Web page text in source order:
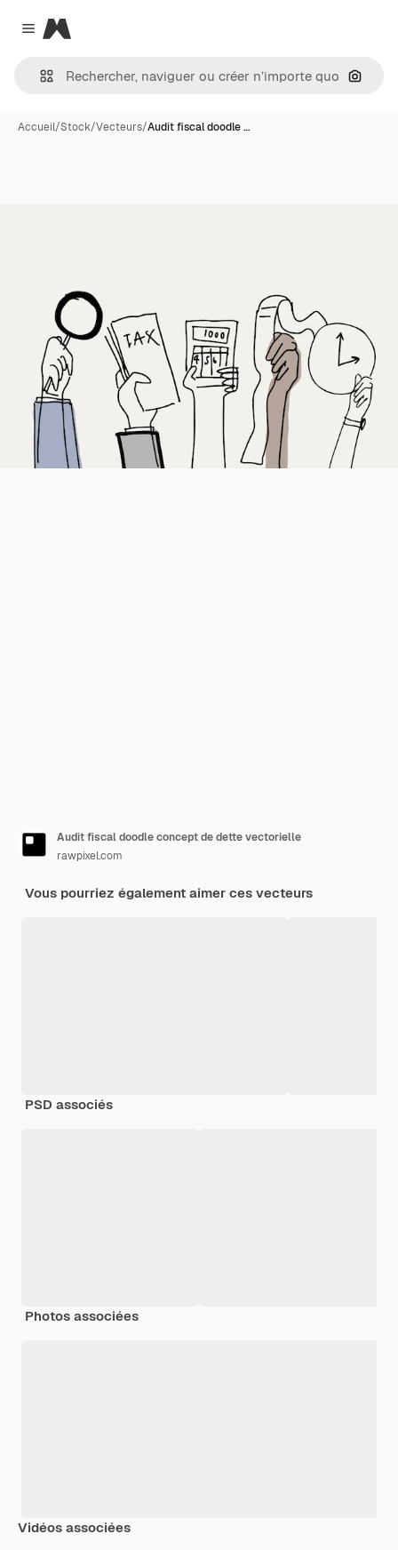
Close menu
Magnific
Accueil/Stock/Vecteurs/Audit fiscal doodle …
Audit fiscal doodle concept de dette vectorielle
rawpixel.com
Vous pourriez également aimer ces vecteurs
PSD associés
Photos associées
Vidéos associées